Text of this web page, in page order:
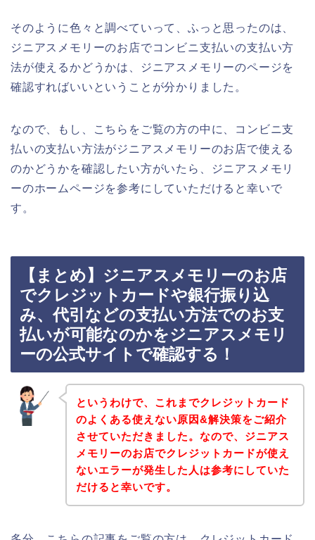
そのように色々と調べていって、ふっと思ったのは、
ジニアスメモリーのお店でコンビニ支払いの支払い方
法が使えるかどうかは、ジニアスメモリーのページを
確認すればいいということが分かりました。
なので、もし、こちらをご覧の方の中に、コンビニ支
払いの支払い方法がジニアスメモリーのお店で使える
のかどうかを確認したい方がいたら、ジニアスメモリ
ーのホームページを参考にしていただけると幸いで
す。
【まとめ】ジニアスメモリーのお店
でクレジットカードや銀行振り込
み、代引などの支払い方法でのお支
払いが可能なのかをジニアスメモリ
ーの公式サイトで確認する！
というわけで、これまでクレジットカード
のよくある使えない原因&解決策をご紹介
させていただきました。なので、ジニアス
メモリーのお店でクレジットカードが使え
ないエラーが発生した人は参考にしていた
だけると幸いです。